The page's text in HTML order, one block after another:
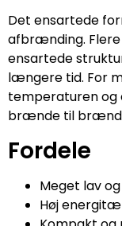
Det ensartede
afbrænding.
ensartede
længere tid. For
temperaturen og
brænde til
Fordele
Meget lav
Høj